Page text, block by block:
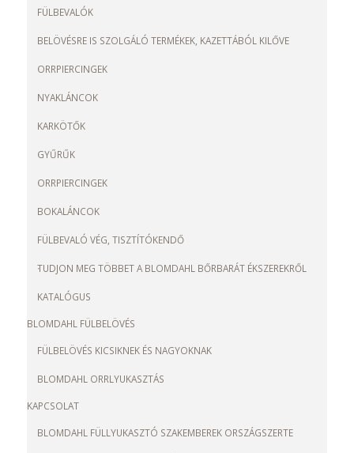
FÜLBEVALÓK
BELÖVÉSRE IS SZOLGÁLÓ TERMÉKEK, KAZETTÁBÓL KILŐVE
ORRPIERCINGEK
NYAKLÁNCOK
KARKÖTŐK
GYŰRŰK
ORRPIERCINGEK
BOKALÁNCOK
FÜLBEVALÓ VÉG, TISZTÍTÓKENDŐ
TUDJON MEG TÖBBET A BLOMDAHL BŐRBARÁT ÉKSZEREKRŐL
KATALÓGUS
BLOMDAHL FÜLBELÖVÉS
FÜLBELÖVÉS KICSIKNEK ÉS NAGYOKNAK
BLOMDAHL ORRLYUKASZTÁS
KAPCSOLAT
BLOMDAHL FÜLLYUKASZTÓ SZAKEMBEREK ORSZÁGSZERTE